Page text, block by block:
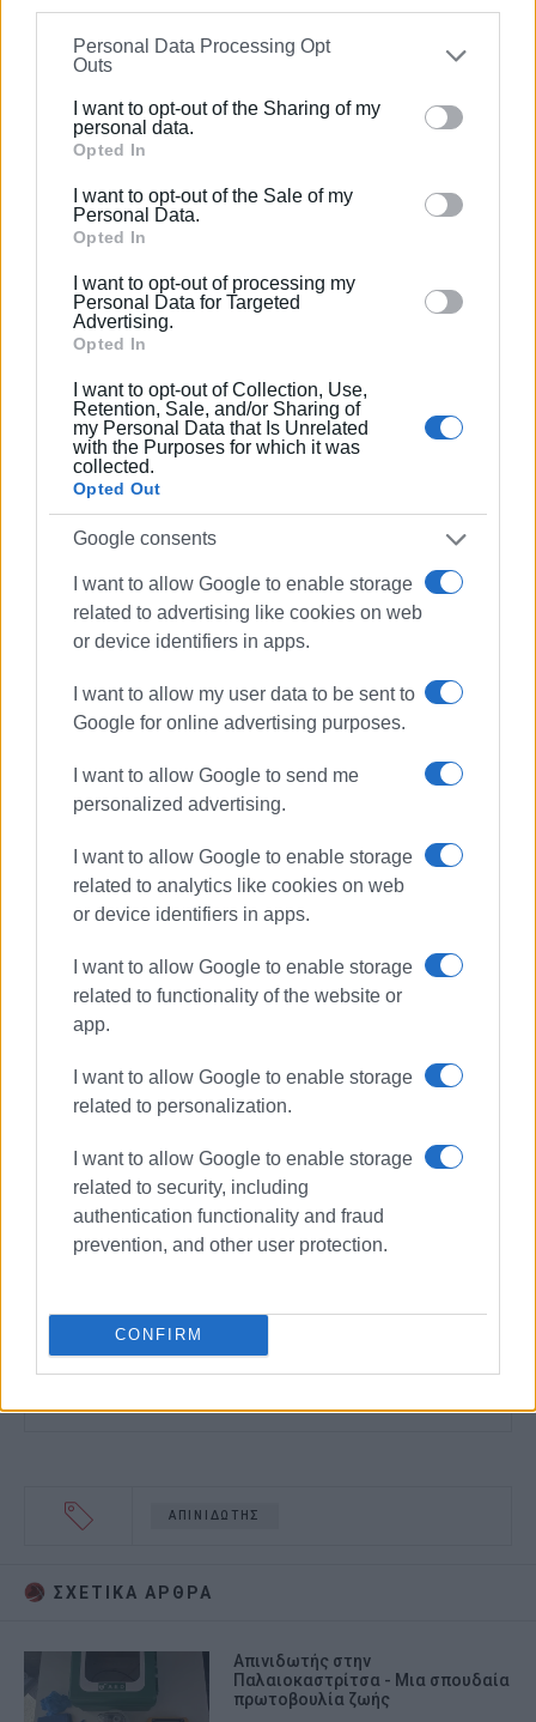
information may also be disclosed by us to third parties
on theIAB’s List of Downstream Participants
that may
further disclose it to other third parties.
Please note that this website/app uses one or more
Google services and may gather and store information
behaviour. You may click to grant or deny consent to
Google and its third-party tags to use your data for
section.
Personal Data Processing Opt
Outs
I want to opt-out of the Sharing of my
personal data.
Opted In
I want to opt-out of the Sale of my
Personal Data.
Opted In
I want to opt-out of processing my
Personal Data for Targeted
Advertising.
Opted In
I want to opt-out of Collection, Use,
Retention, Sale, and/or Sharing of
my Personal Data that Is Unrelated
with the Purposes for which it was
collected.
Opted Out
Google consents
I want to allow Google to enable storage
related to advertising like cookies on web
or device identifiers in apps.
I want to allow my user data to be sent to
Google for online advertising purposes.
I want to allow Google to send me
personalized advertising.
I want to allow Google to enable storage
related to analytics like cookies on web
or device identifiers in apps.
I want to allow Google to enable storage
related to functionality of the website or
app.
I want to allow Google to enable storage
related to personalization.
I want to allow Google to enable storage
related to security, including
authentication functionality and fraud
prevention, and other user protection.
CONFIRM
Χρύσα Κουλούρη - Ζωχιού
Πρόεδρος Πολιτιστικού Μορφωτικού Συλλόγου Αγίων
Ακολουθήστε το enimerosi στο
ΑΠΙΝΙΔΩΤΗΣ
ΣΧΕΤΙΚA AΡΘΡΑ
Απινιδωτής στην
Παλαιοκαστρίτσα - Μια σπουδαία
πρωτοβουλία ζωής